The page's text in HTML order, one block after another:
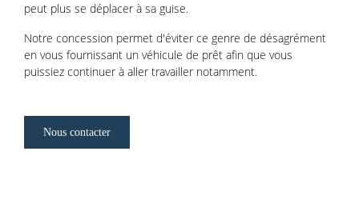
peut plus se déplacer à sa guise.
Notre concession permet d'éviter ce genre de désagrément
en vous fournissant un véhicule de prêt afin que vous
puissiez continuer à aller travailler notamment.
Nous contacter